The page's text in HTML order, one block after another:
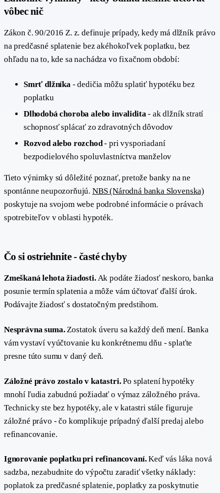
vôbec nič
Zákon č. 90/2016 Z. z. definuje prípady, kedy má dlžník právo
na predčasné splatenie bez akéhokoľvek poplatku, bez
ohľadu na to, kde sa nachádza vo fixačnom období:
Smrť dlžníka - dedičia môžu splatiť hypotéku bez
poplatku
Dlhodobá choroba alebo invalidita - ak dlžník stratí
schopnosť splácať zo zdravotných dôvodov
Rozvod alebo rozchod- pri vysporiadaní
bezpodielového spoluvlastníctva manželov
Tieto výnimky sú dôležité poznať, pretože banky na ne
spontánne neupozorňujú. NBS (Národná banka Slovenska)
poskytuje na svojom webe podrobné informácie o právach
spotrebiteľov v oblasti hypoték.
Čo si ostriehnite - časté chyby
Zmeškaná lehota žiadosti.Ak podáte žiadosť neskoro, banka
posunie termín splatenia a môže vám účtovať ďalší úrok.
Podávajte žiadosť s dostatočným predstihom.
Nesprávna suma.Zostatok úveru sa každý deň mení. Banka
vám vystaví vyúčtovanie ku konkrétnemu dňu - splaťte
presne túto sumu v daný deň.
Záložné právo zostalo v katastri.Po splatení hypotéky
mnohí ľudia zabudnú požiadať o výmaz záložného práva.
Technicky ste bez hypotéky, ale v katastri stále figuruje
záložné právo - čo komplikuje prípadný ďalší predaj alebo
refinancovanie.
Ignorovanie poplatku pri refinancovaní.Keď vás láka nová
sadzba, nezabudnite do výpočtu zaradiť všetky náklady:
poplatok za predčasné splatenie, poplatky za poskytnutie